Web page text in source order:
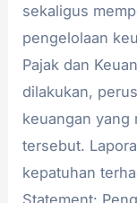
sekaligus
pengelolaan
Pajak dan
dilakukan,
keuangan yang
tersebut.
kepatuhan